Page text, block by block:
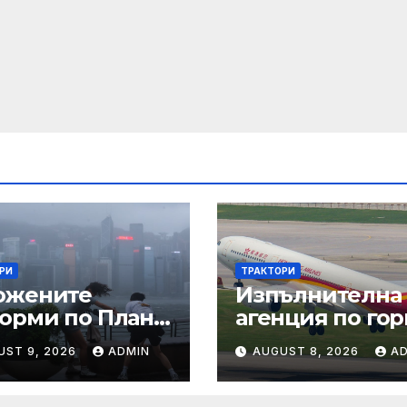
по Плана
в
енергетика са
9, 2026 ADMIN
ТРАКТОРИ
Изпълнителна
агенция по
| Новини
AUGUST 8, 2026